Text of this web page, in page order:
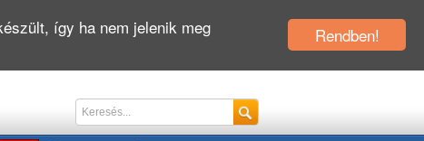
Rendben!
így ha nem jelenik meg